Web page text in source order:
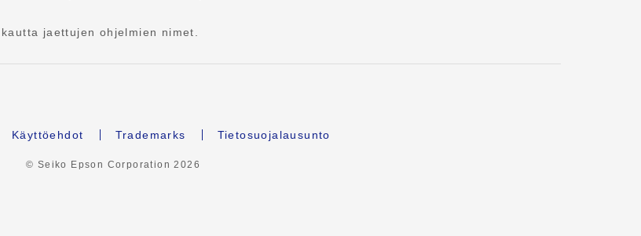
jaettujen ohjelmien nimet.
Käyttöehdot Trademarks Tietosuojalausunto
© Seiko Epson Corporation2026